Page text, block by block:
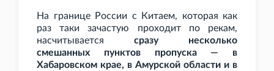
На границе России с Китаем, которая как
раз таки зачастую проходит по рекам,
насчитывается сразу несколько
смешанных пунктов пропуска — в
Хабаровском крае, в Амурской области и в